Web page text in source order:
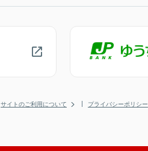
サイトのご利用について プライバシーポリシー